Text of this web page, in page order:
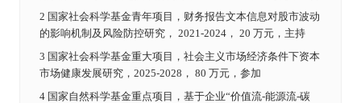
2 国家社会科学基金青年项目，财务报告文本信息对股市波动
的影响机制及风险防控研究， 2021-2024， 20 万元，主持
3 国家社会科学基金重大项目，社会主义市场经济条件下资本
市场健康发展研究，2025-2028， 80 万元，参加
4 国家自然科学基金重点项目，基于企业“价值流-能源流-碳